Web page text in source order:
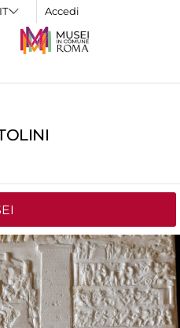
Accedi